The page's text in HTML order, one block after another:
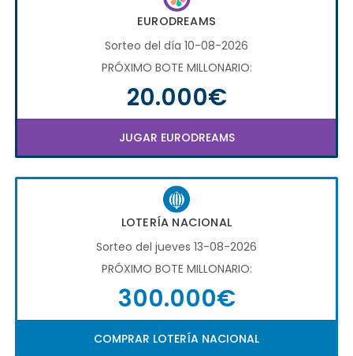
EURODREAMS
Sorteo del día 10-08-2026
PRÓXIMO BOTE MILLONARIO:
20.000€
JUGAR EURODREAMS
LOTERÍA NACIONAL
Sorteo del jueves 13-08-2026
PRÓXIMO BOTE MILLONARIO:
300.000€
COMPRAR LOTERÍA NACIONAL